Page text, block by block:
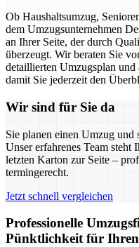
Ob Haushaltsumzug,
dem Umzugsunternehmen
an Ihrer Seite, der durch
überzeugt. Wir beraten Sie
detaillierten Umzugsplan und
damit Sie jederzeit den
Wir sind für Sie da
Sie planen einen Umzug und
Unser erfahrenes Team steht
letzten Karton zur Seite –
termingerecht.
Jetzt schnell vergleichen
Professionelle
Pünktlichkeit für